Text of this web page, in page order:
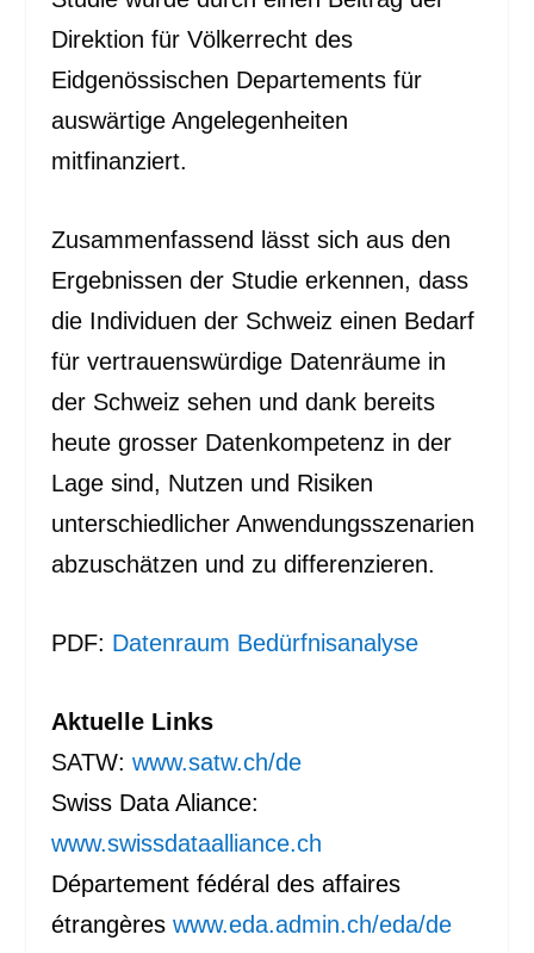
Direktion für Völkerrecht des
Eidgenössischen Departements für
auswärtige Angelegenheiten
mitfinanziert.
Zusammenfassend lässt sich aus den
Ergebnissen der Studie erkennen, dass
die Individuen der Schweiz einen Bedarf
für vertrauenswürdige Datenräume in
der Schweiz sehen und dank bereits
heute grosser Datenkompetenz in der
Lage sind, Nutzen und Risiken
unterschiedlicher Anwendungsszenarien
abzuschätzen und zu differenzieren.
PDF: Datenraum Bedürfnisanalyse
Aktuelle Links
SATW: www.satw.ch/de
Swiss Data Aliance:
www.swissdataalliance.ch
Département fédéral des affaires
étrangères www.eda.admin.ch/eda/de